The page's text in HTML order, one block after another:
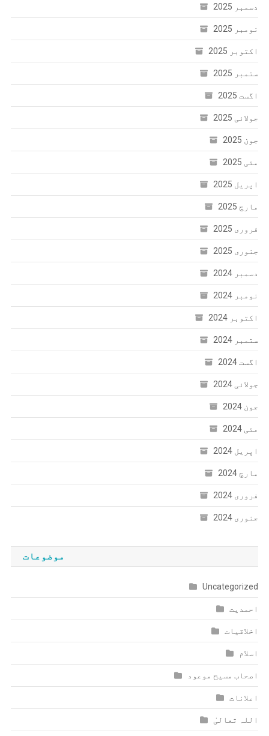
دسمبر 2025
نومبر 2025
اکتوبر 2025
ستمبر 2025
اگست 2025
جولائی 2025
جون 2025
مئی 2025
اپریل 2025
مارچ 2025
فروری 2025
جنوری 2025
دسمبر 2024
نومبر 2024
اکتوبر 2024
ستمبر 2024
اگست 2024
جولائی 2024
جون 2024
مئی 2024
اپریل 2024
مارچ 2024
فروری 2024
جنوری 2024
موضوعات
Uncategorized
احمدیت
اخلاقیات
اسلام
اصحاب مسیح موعود
اعلانات
اللہ تعالیٰ